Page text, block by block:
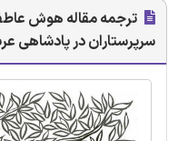
ترجمه مقاله هوش
سرپرستاران در پادشاهی